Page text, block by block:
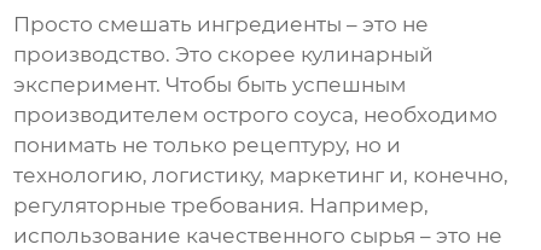
Просто смешать ингредиенты – это не
производство. Это скорее кулинарный
эксперимент. Чтобы быть успешным
производителем острого соуса, необходимо
понимать не только рецептуру, но и
технологию, логистику, маркетинг и, конечно,
регуляторные требования. Например,
использование качественного сырья – это не